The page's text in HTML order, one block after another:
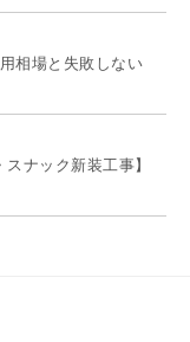
相場と失敗しない
ナック新装工事】